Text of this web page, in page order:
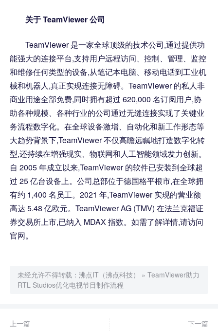
关于 TeamViewer 公司
TeamViewer 是一家全球顶级的技术公司,通过提供功
能强大的连接平台,支持用户远程访问、控制、管理、监控
和维修任何类型的设备,从笔记本电脑、移动电话到工业机
械和机器人,真正实现连接无障碍。TeamViewer 的私人非
商业用途全部免费,同时拥有超过 620,000 名订阅用户,协
助各种规模、各种行业的公司通过无缝连接实现了关键业
务流程数字化。在全球设备激增、自动化和新工作形态等
大趋势背景下,TeamViewer 不仅高瞻远瞩地打造数字化转
型,还持续在增强现实、物联网和人工智能领域发力创新。
自 2005 年成立以来,TeamViewer 的软件已安装到全球超
过 25 亿台设备上。公司总部位于德国格平根市,在全球拥
有约 1,400 名员工。2021 年,TeamViewer 实现的营业额
高达 5.48 亿欧元。TeamViewer AG (TMV) 在法兰克福证
券交易所上市,已纳入 MDAX 指数。如需了解详情,请访问
官网。
未经允许不得转载： 沸点IT（沸点科技） » TeamViewer助力
RTL Studios优化电视节目制作流程
上一篇
下一篇